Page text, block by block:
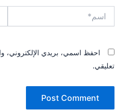
احفظ اسمي، بريدي الإلكتروني،
تعليقي.